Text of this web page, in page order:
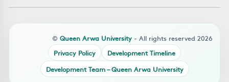
© Queen Arwa University - All rights reserved 2026
Privacy Policy
Development Timeline
Development Team – Queen Arwa University